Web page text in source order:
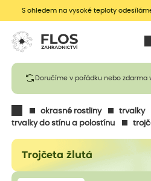
S ohledem na vysoké teploty
Doručíme v pořádku nebo zdarma
okrasné rostliny
trvalky
trvalky do stínu a polostínu
Trojčeta žlutá